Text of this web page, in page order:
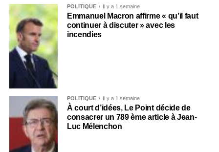
POLITIQUE Il y a 1 semaine
Emmanuel Macron affirme « qu’il faut
continuer à discuter » avec les
incendies
POLITIQUE Il y a 1 semaine
À court d’idées, Le Point décide de
consacrer un 789 ème article à Jean-
Luc Mélenchon